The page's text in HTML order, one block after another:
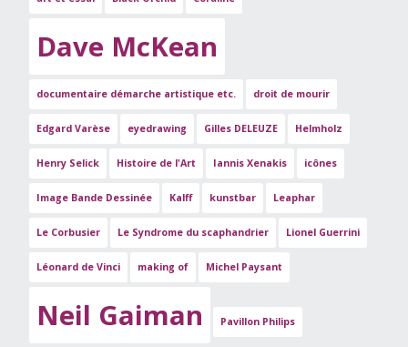
Dave McKean
documentaire démarche artistique etc. droit de mourir
Edgard Varèse eyedrawing Gilles DELEUZE Helmholz
Henry Selick Histoire de l'Art Iannis Xenakis icônes
Image Bande Dessinée Kalff kunstbar Leaphar
Le Corbusier Le Syndrome du scaphandrier Lionel Guerrini
Léonard de Vinci making of Michel Paysant
Neil Gaiman Pavillon Philips